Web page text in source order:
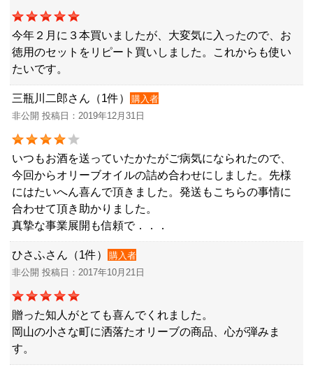
今年２月に３本買いましたが、大変気に入ったので、お
徳用のセットをリピート買いしました。これからも使い
たいです。
三瓶川二郎さん（1件）
購入者
非公開 投稿日：2019年12月31日
いつもお酒を送っていたかたがご病気になられたので、
今回からオリーブオイルの詰め合わせにしました。先様
にはたいへん喜んで頂きました。発送もこちらの事情に
合わせて頂き助かりました。
真摯な事業展開も信頼で．．．
ひさふさん（1件）
購入者
非公開 投稿日：2017年10月21日
贈った知人がとても喜んでくれました。
岡山の小さな町に洒落たオリーブの商品、心が弾みま
す。